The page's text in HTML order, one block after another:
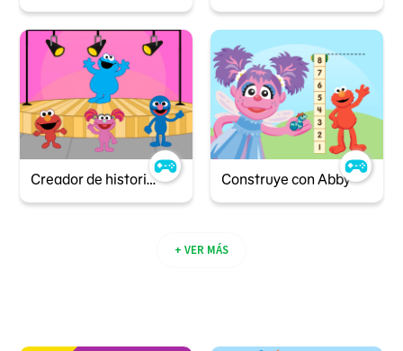
Creador de historias Construye con Abby
+ VER MÁS